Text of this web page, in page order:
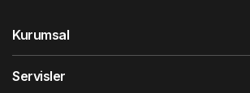
Kurumsal
Servisler